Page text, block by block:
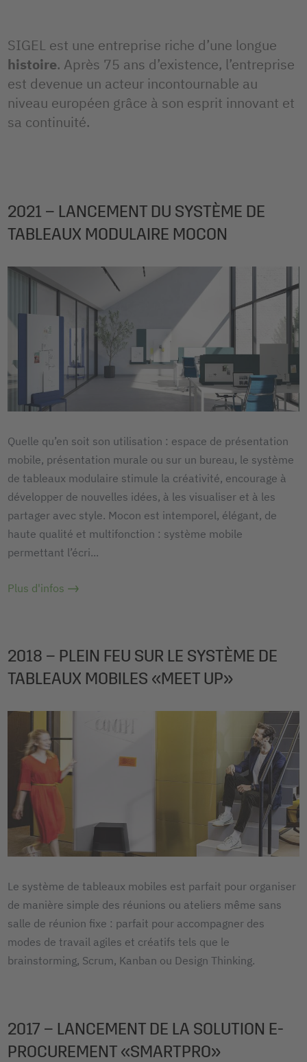
SIGEL est une entreprise riche d’une longue
histoire. Après 75 ans d’existence, l’entreprise
est devenue un acteur incontournable au
niveau européen grâce à son esprit innovant et
sa continuité.
2021 – LANCEMENT DU SYSTÈME DE
TABLEAUX MODULAIRE MOCON
Quelle qu’en soit son utilisation : espace de présentation
mobile, présentation murale ou sur un bureau, le système
de tableaux modulaire stimule la créativité, encourage à
développer de nouvelles idées, à les visualiser et à les
partager avec style. Mocon est intemporel, élégant, de
haute qualité et multifonction : système mobile
permettant l’écri...
Plus d'infos
2018 – PLEIN FEU SUR LE SYSTÈME DE
TABLEAUX MOBILES «MEET UP»
Le système de tableaux mobiles est parfait pour organiser
de manière simple des réunions ou ateliers même sans
salle de réunion fixe : parfait pour accompagner des
modes de travail agiles et créatifs tels que le
brainstorming, Scrum, Kanban ou Design Thinking.
2017 – LANCEMENT DE LA SOLUTION E-
PROCUREMENT «SMARTPRO»